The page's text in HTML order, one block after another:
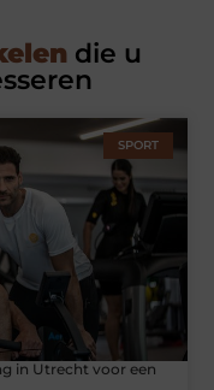
die u
SPORT
in Utrecht voor een